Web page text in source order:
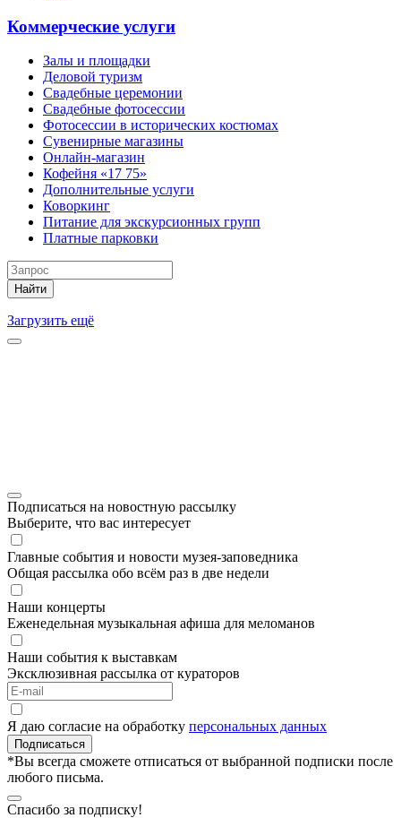
Коммерческие услуги
Залы и площадки
Деловой туризм
Свадебные церемонии
Свадебные фотосессии
Фотосессии в исторических костюмах
Сувенирные магазины
Онлайн-магазин
Кофейня «17 75»
Дополнительные услуги
Коворкинг
Питание для экскурсионных групп
Платные парковки
Найти
Загрузить ещё
Подписаться на новостную рассылку
Выберите, что вас интересует
Главные события и новости музея-заповедника
Общая рассылка обо всём раз в две недели
Наши концерты
Еженедельная музыкальная афиша для меломанов
Наши события к выставкам
Эксклюзивная рассылка от кураторов
Я даю согласие на обработку персональных данных
Подписаться
*Вы всегда сможете отписаться от выбранной подписки после
любого письма.
Спасибо за подписку!